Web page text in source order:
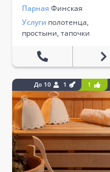
Парная Финская
Услуги полотенца,
простыни, тапочки
До 10 1 1